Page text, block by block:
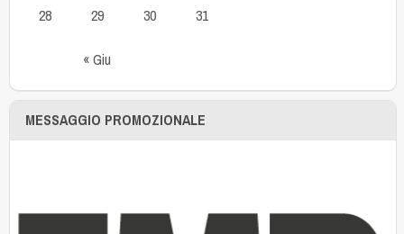
« Giu
28 29 30 31
MESSAGGIO PROMOZIONALE